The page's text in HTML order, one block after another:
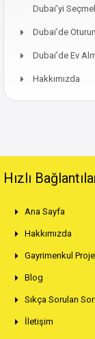
Dubai’yi
Dubai’de
Dubai’de Ev
Hakkımızda
Hızlı
Ana Sayfa
Hakkımızda
Gayrimenkul
Blog
Sıkça Sorulan
İletişim